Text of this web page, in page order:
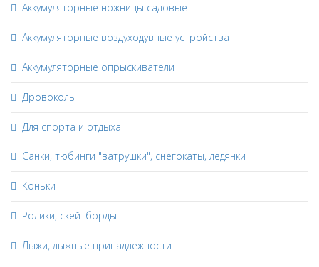
Аккумуляторные ножницы садовые
Аккумуляторные воздуходувные устройства
Аккумуляторные опрыскиватели
Дровоколы
Для спорта и отдыха
Санки, тюбинги "ватрушки", снегокаты, ледянки
Коньки
Ролики, скейтборды
Лыжи, лыжные принадлежности